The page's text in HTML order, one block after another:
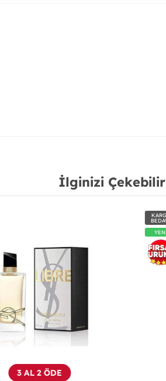
İlginizi Çekebilir
3 AL 2 ÖDE